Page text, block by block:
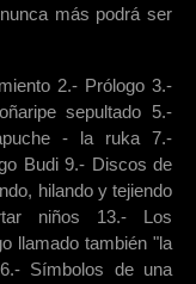
más podrá ser
2.- Prólogo 3.-
sepultado 5.-
- la ruka 7.-
Budi 9.- Discos de
hilando y tejiendo
niños 13.- Los
llamado también "la
Símbolos de una